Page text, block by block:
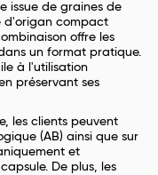
issue de graines de
d'origan compact
offre les
un format pratique.
à l'utilisation
préservant ses
les clients peuvent
(AB) ainsi que sur
et
De plus, les